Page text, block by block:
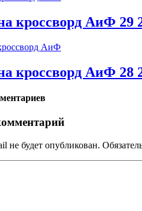
кроссворд АиФ 29
кроссворд АиФ 28
не будет опубликован.